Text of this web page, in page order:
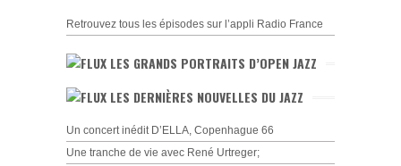
Retrouvez tous les épisodes sur l’appli Radio France
LES GRANDS PORTRAITS D’OPEN JAZZ
LES DERNIÈRES NOUVELLES DU JAZZ
Un concert inédit D’ELLA, Copenhague 66
Une tranche de vie avec René Urtreger;